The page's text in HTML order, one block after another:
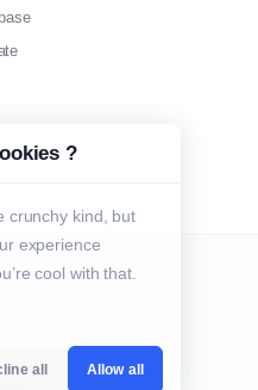
?
crunchy kind, but
experience
cool with that.
all Allow all